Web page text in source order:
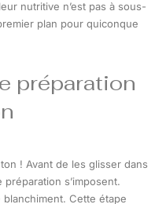
nutritive n’est pas à sous-
plan pour quiconque
préparation
! Avant de les glisser dans
s’imposent.
blanchiment. Cette étape